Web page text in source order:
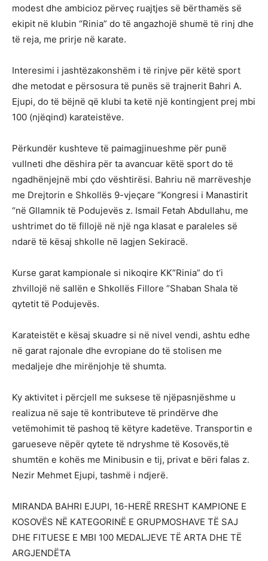
modest dhe ambicioz përveç ruajtjes së bërthamës së
ekipit në klubin “Rinia” do të angazhojë shumë të rinj dhe
të reja, me prirje në karate.
Interesimi i jashtëzakonshëm i të rinjve për këtë sport
dhe metodat e përsosura të punës së trajnerit Bahri A.
Ejupi, do të bëjnë që klubi ta ketë një kontingjent prej mbi
100 (njëqind) karateistëve.
Përkundër kushteve të paimagjinueshme për punë
vullneti dhe dëshira për ta avancuar këtë sport do të
ngadhënjejnë mbi çdo vështirësi. Bahriu në marrëveshje
me Drejtorin e Shkollës 9-vjeçare “Kongresi i Manastirit
“në Gllamnik të Podujevës z. Ismail Fetah Abdullahu, me
ushtrimet do të fillojë në një nga klasat e paraleles së
ndarë të kësaj shkolle në lagjen Sekiracë.
Kurse garat kampionale si nikoqire KK”Rinia” do t’i
zhvillojë në sallën e Shkollës Fillore “Shaban Shala të
qytetit të Podujevës.
Karateistët e kësaj skuadre si në nivel vendi, ashtu edhe
në garat rajonale dhe evropiane do të stolisen me
medaljeje dhe mirënjohje të shumta.
Ky aktivitet i përcjell me suksese të njëpasnjëshme u
realizua në saje të kontributeve të prindërve dhe
vetëmohimit të pashoq të këtyre kadetëve. Transportin e
garueseve nëpër qytete të ndryshme të Kosovës,të
shumtën e kohës me Minibusin e tij, privat e bëri falas z.
Nezir Mehmet Ejupi, tashmë i ndjerë.
MIRANDA BAHRI EJUPI, 16-HERË RRESHT KAMPIONE E
KOSOVËS NË KATEGORINË E GRUPMOSHAVE TË SAJ
DHE FITUESE E MBI 100 MEDALJEVE TË ARTA DHE TË
ARGJENDËTA